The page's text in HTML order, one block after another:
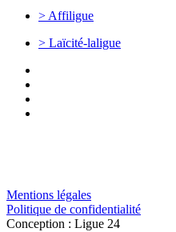
> Affiligue
> Laïcité-laligue
Mentions légales
Politique de confidentialité
Conception : Ligue 24